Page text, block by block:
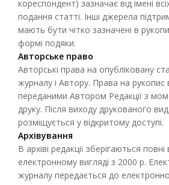
кореспондент) зазначає від імені
подання статті. Інші джерела
мають бути чітко зазначені в
формі подяки.
Авторське право
Авторські права на опубліковану
журналу і Автору. Права на
переданими Автором Редакції з
друку. Після виходу друкованого
розміщується у відкритому доступі.
Архівування
В архіві редакції зберігаються
електронному вигляді з 2000 р.
журналу передається до